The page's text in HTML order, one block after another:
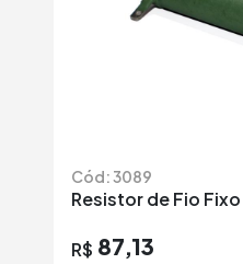
Cód: 3089
Resistor de Fio
R$ 87,13